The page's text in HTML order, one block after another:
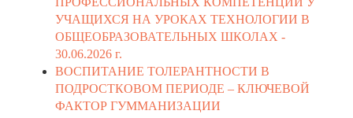
УЧАЩИХСЯ НА УРОКАХ ТЕХНОЛОГИИ В
ОБЩЕОБРАЗОВАТЕЛЬНЫХ ШКОЛАХ -
30.06.2026 г.
ВОСПИТАНИЕ ТОЛЕРАНТНОСТИ В
ПОДРОСТКОВОМ ПЕРИОДЕ – КЛЮЧЕВОЙ
ФАКТОР ГУММАНИЗАЦИИ